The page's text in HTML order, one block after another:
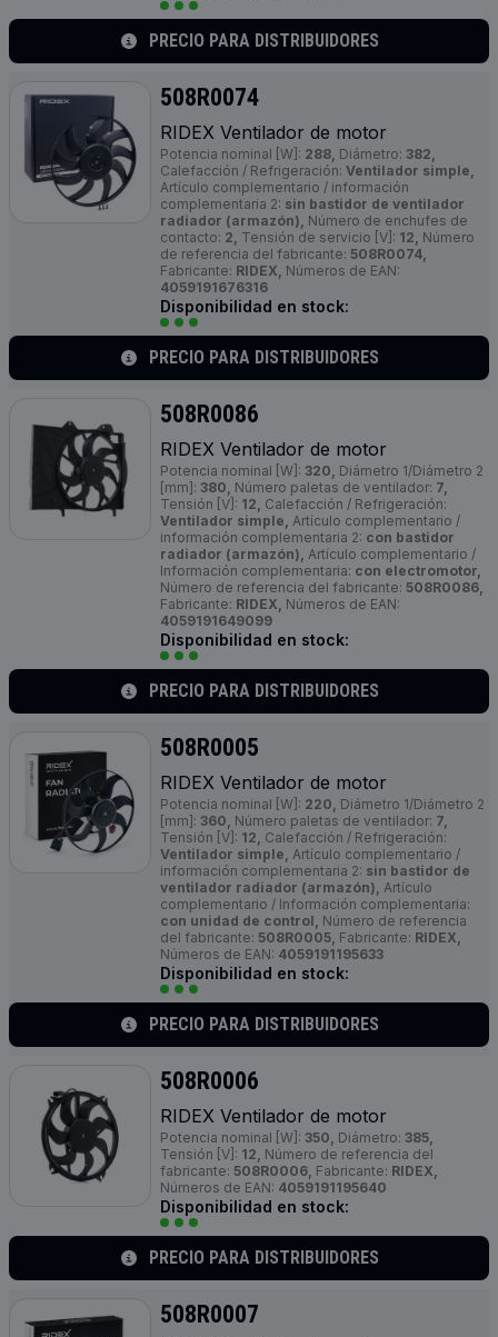
PRECIO PARA DISTRIBUIDORES
508R0074
RIDEX Ventilador de motor
Potencia nominal [W]: 288, Diámetro: 382,
Calefacción / Refrigeración: Ventilador simple,
Artículo complementario / información
complementaria 2: sin bastidor de ventilador
radiador (armazón), Número de enchufes de
contacto: 2, Tensión de servicio [V]: 12, Número
de referencia del fabricante: 508R0074,
Fabricante: RIDEX, Números de EAN:
4059191676316
Disponibilidad en stock:
PRECIO PARA DISTRIBUIDORES
508R0086
RIDEX Ventilador de motor
Potencia nominal [W]: 320, Diámetro 1/Diámetro 2
[mm]: 380, Número paletas de ventilador: 7,
Tensión [V]: 12, Calefacción / Refrigeración:
Ventilador simple, Artículo complementario /
información complementaria 2: con bastidor
radiador (armazón), Artículo complementario /
Información complementaria: con electromotor,
Número de referencia del fabricante: 508R0086,
Fabricante: RIDEX, Números de EAN:
4059191649099
Disponibilidad en stock:
PRECIO PARA DISTRIBUIDORES
508R0005
RIDEX Ventilador de motor
Potencia nominal [W]: 220, Diámetro 1/Diámetro 2
[mm]: 360, Número paletas de ventilador: 7,
Tensión [V]: 12, Calefacción / Refrigeración:
Ventilador simple, Artículo complementario /
información complementaria 2: sin bastidor de
ventilador radiador (armazón), Artículo
complementario / Información complementaria:
con unidad de control, Número de referencia
del fabricante: 508R0005, Fabricante: RIDEX,
Números de EAN: 4059191195633
Disponibilidad en stock:
PRECIO PARA DISTRIBUIDORES
508R0006
RIDEX Ventilador de motor
Potencia nominal [W]: 350, Diámetro: 385,
Tensión [V]: 12, Número de referencia del
fabricante: 508R0006, Fabricante: RIDEX,
Números de EAN: 4059191195640
Disponibilidad en stock:
PRECIO PARA DISTRIBUIDORES
508R0007